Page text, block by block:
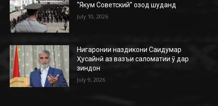
“Якум Советский” озод шуданд
July 10, 2026
Нигаронии наздикони Саидумар
Ҳусайнӣ аз вазъи саломатии ӯ дар
зиндон
July 9, 2026